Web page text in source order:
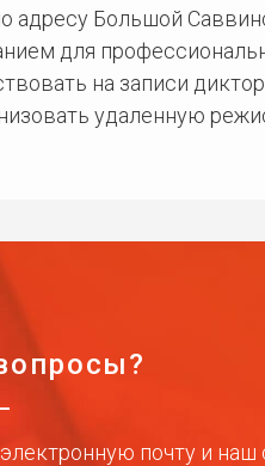
адресу Большой
для
на записи
удаленную
почту и наш